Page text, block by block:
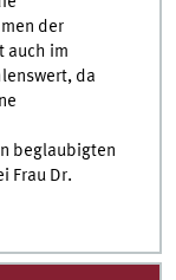
der
auch im
da
beglaubigten
Frau Dr.